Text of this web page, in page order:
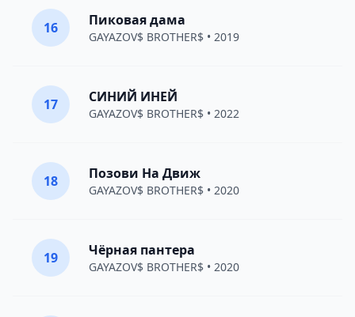
16 Пиковая дама
GAYAZOV$ BROTHER$ • 2019
17 СИНИЙ ИНЕЙ
GAYAZOV$ BROTHER$ • 2022
18 Позови На Движ
GAYAZOV$ BROTHER$ • 2020
19 Чёрная пантера
GAYAZOV$ BROTHER$ • 2020